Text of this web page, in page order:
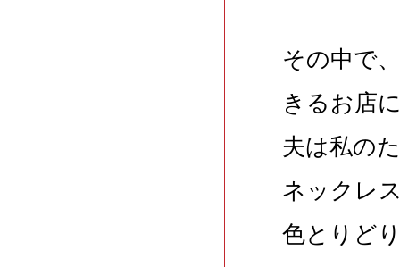
その中で
きるお店
夫は私の
ネックレ
色とりど